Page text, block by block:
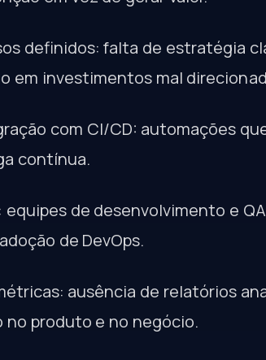
definidos: falta de estratégia
em investimentos mal
com CI/CD: automações
contínua.
de desenvolvimento e
de DevOps.
ausência de relatórios
no produto e no negócio.